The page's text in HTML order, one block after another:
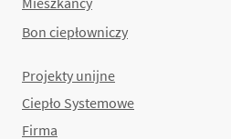
Bon ciepłowniczy
Projekty unijne
Ciepło Systemowe
Firma